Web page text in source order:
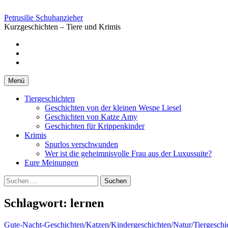
zum
Inhalt
Petrusilie Schuhanzieher
Kurzgeschichten – Tiere und Krimis
Menü
Tiergeschichten
Geschichten von der kleinen Wespe Liesel
Geschichten von Katze Amy
Geschichten für Krippenkinder
Krimis
Spurlos verschwunden
Wer ist die geheimnisvolle Frau aus der Luxussuite?
Eure Meinungen
Suchen
nach:
Schlagwort: lernen
Gute-Nacht-Geschichten/Katzen/Kindergeschichten/Natur/